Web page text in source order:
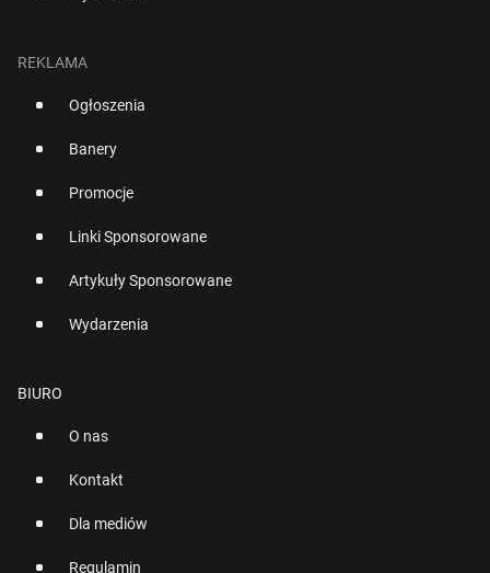
REKLAMA
Ogłoszenia
Banery
Promocje
Linki Sponsorowane
Artykuły Sponsorowane
Wydarzenia
BIURO
O nas
Kontakt
Dla mediów
Regulamin